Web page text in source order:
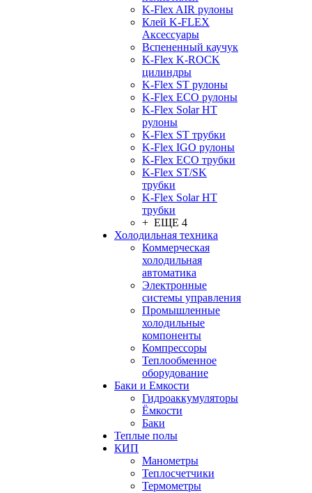
K-Flex AIR рулоны
Клей K-FLEX
Аксессуары
Вспененный каучук
K-Flex K-ROCK
цилиндры
K-Flex ST рулоны
K-Flex ECO рулоны
K-Flex Solar HT
рулоны
K-Flex ST трубки
K-Flex IGO рулоны
K-Flex ECO трубки
K-Flex ST/SK
трубки
K-Flex Solar HT
трубки
+ ЕЩЕ 4
Холодильная техника
Коммерческая
холодильная
автоматика
Электронные
системы управления
Промышленные
холодильные
компоненты
Компрессоры
Теплообменное
оборудование
Баки и Емкости
Гидроаккумуляторы
Ёмкости
Баки
Теплые полы
КИП
Манометры
Теплосчетчики
Термометры